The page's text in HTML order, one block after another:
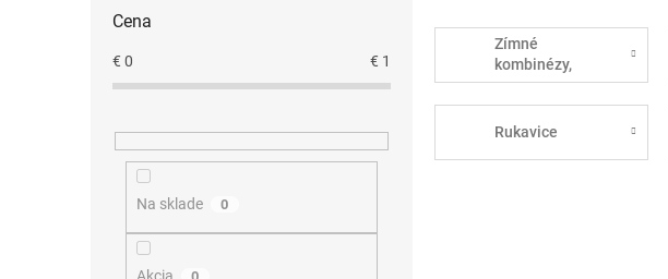
Cena
€ 0 € 1
Na sklade 0
Akcia
Zímné
kombinézy,
vetrovky,
oteplovačky
Rukavice